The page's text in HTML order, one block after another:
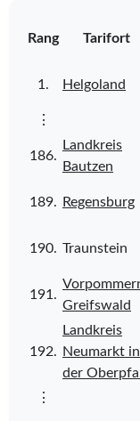
Rang Tarifort
1. Helgoland
⋮
186.
Landkreis
Bautzen
189. Regensburg
190. Traunstein
191.
Greifswald
192.
Landkreis
Neumarkt in
der
⋮